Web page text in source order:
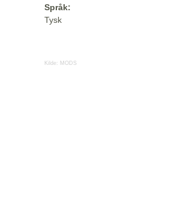
Språk:
Tysk
Kilde: MODS